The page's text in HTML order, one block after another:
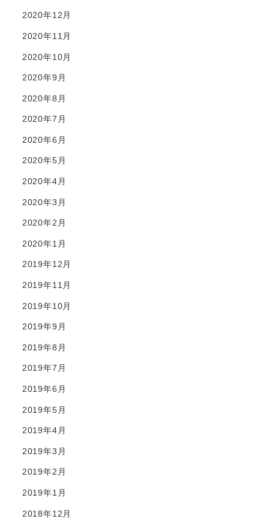
2020年12月
2020年11月
2020年10月
2020年9月
2020年8月
2020年7月
2020年6月
2020年5月
2020年4月
2020年3月
2020年2月
2020年1月
2019年12月
2019年11月
2019年10月
2019年9月
2019年8月
2019年7月
2019年6月
2019年5月
2019年4月
2019年3月
2019年2月
2019年1月
2018年12月